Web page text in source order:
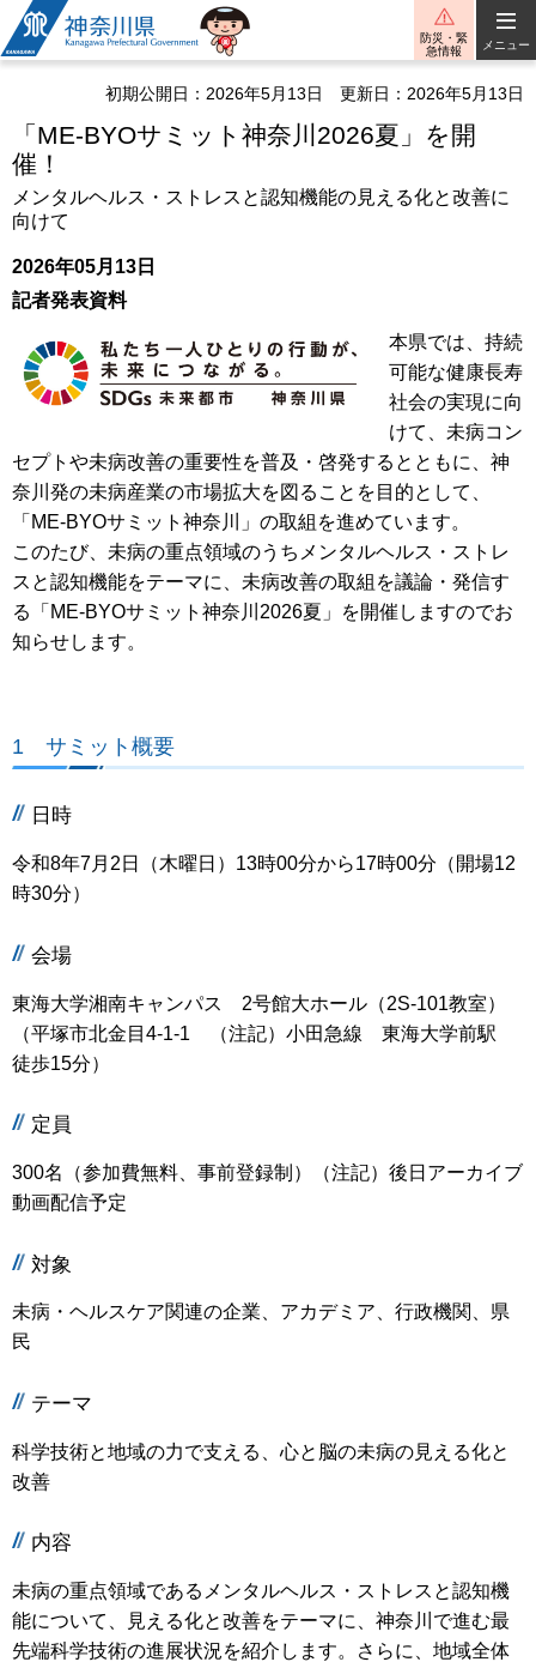
神奈川県
防災・緊
急情報
メニュー
初期公開日：2026年5月13日 更新日：2026年5月13日
「ME-BYOサミット神奈川2026夏」を開
催！
メンタルヘルス・ストレスと認知機能の見える化と改善に
向けて
2026年05月13日
記者発表資料
本県では、持続
可能な健康長寿
社会の実現に向
けて、未病コン
セプトや未病改善の重要性を普及・啓発するとともに、神
奈川発の未病産業の市場拡大を図ることを目的として、
「ME-BYOサミット神奈川」の取組を進めています。
このたび、未病の重点領域のうちメンタルヘルス・ストレ
スと認知機能をテーマに、未病改善の取組を議論・発信す
る「ME-BYOサミット神奈川2026夏」を開催しますのでお
知らせします。
1 サミット概要
日時
令和8年7月2日（木曜日）13時00分から17時00分（開場12
時30分）
会場
東海大学湘南キャンパス 2号館大ホール（2S-101教室）
（平塚市北金目4-1-1 （注記）小田急線 東海大学前駅
徒歩15分）
定員
300名（参加費無料、事前登録制）（注記）後日アーカイブ
動画配信予定
対象
未病・ヘルスケア関連の企業、アカデミア、行政機関、県
民
テーマ
科学技術と地域の力で支える、心と脳の未病の見える化と
改善
内容
未病の重点領域であるメンタルヘルス・ストレスと認知機
能について、見える化と改善をテーマに、神奈川で進む最
先端科学技術の進展状況を紹介します。さらに、地域全体